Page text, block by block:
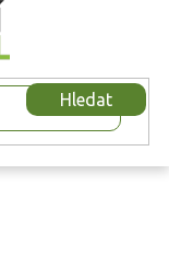
Hledat